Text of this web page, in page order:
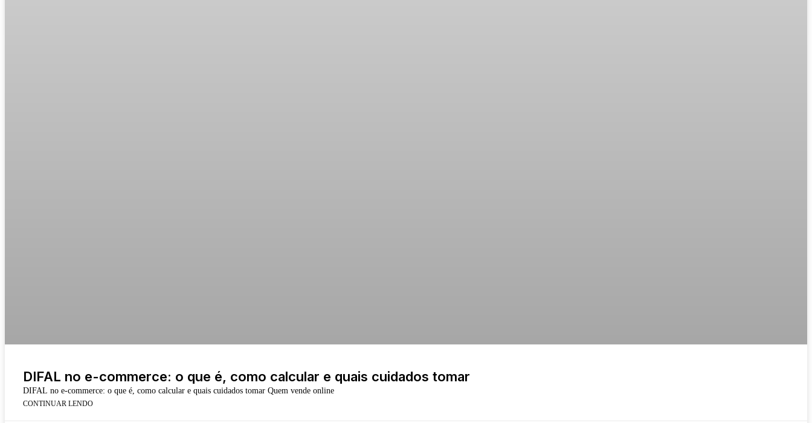
DIFAL no e-commerce: o que é, como calcular e quais cuidados tomar
DIFAL no e-commerce: o que é, como calcular e quais cuidados tomar Quem vende online
CONTINUAR LENDO